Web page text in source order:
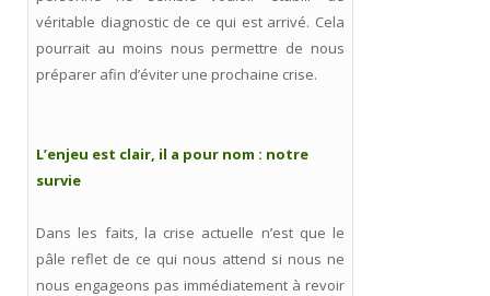
véritable diagnostic de ce qui est arrivé. Cela
pourrait au moins nous permettre de nous
préparer afin d’éviter une prochaine crise.
L’enjeu est clair, il a pour nom : notre
survie
Dans les faits, la crise actuelle n’est que le
pâle reflet de ce qui nous attend si nous ne
nous engageons pas immédiatement à revoir